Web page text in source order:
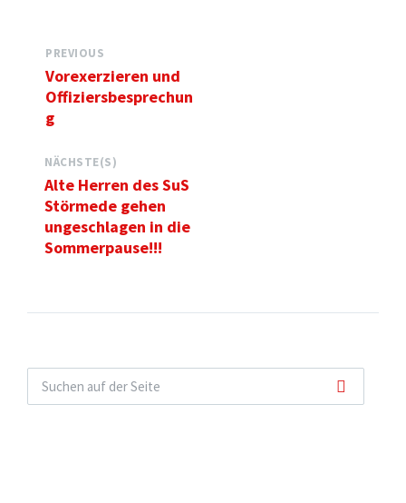
PREVIOUS
Vorexerzieren und
Offiziersbesprechun
g
NÄCHSTE(S)
Alte Herren des SuS
Störmede gehen
ungeschlagen in die
Sommerpause!!!